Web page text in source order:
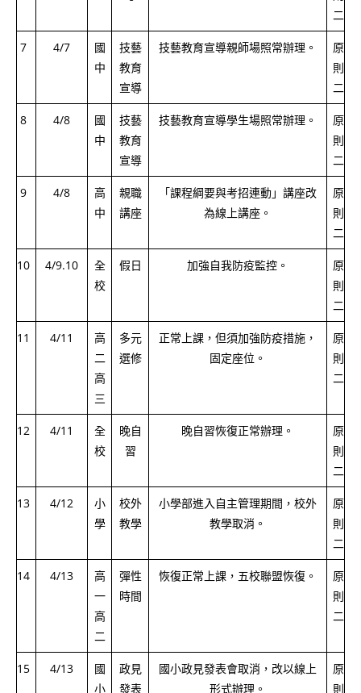
二
7 4/7
國
中
技藝
教育
宣導
技藝教育宣導親師場照常辦理。
原
則
二
8 4/8
國
中
技藝
教育
宣導
技藝教育宣導學生場照常辦理。
原
則
二
9 4/8
高
中
親職
講座
「課程綱要與考招連動」講座改
為線上講座。
原
則
二
10 4/9.10
全
校
假日 加強自我防疫監控。
原
則
二
11 4/11
高
二
高
三
多元
選修
正常上課，但須加強防疫措施，
固定座位。
原
則
二
12 4/11
全
校
晚自
習
晚自習恢復正常辦理。
原
則
二
13 4/12
小
學
校外
教學
小學部進入自主管理期間，校外
教學取消。
原
則
二
14 4/13
高
一
高
二
彈性
時間
恢復正常上課，五校聯盟恢復。
原
則
二
15 4/13
國
小
政見
發表
國小政見發表會取消，改以線上
形式辦理。
原
則